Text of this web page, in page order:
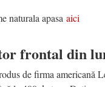
naturala apasa aici
frontal din
de firma americană